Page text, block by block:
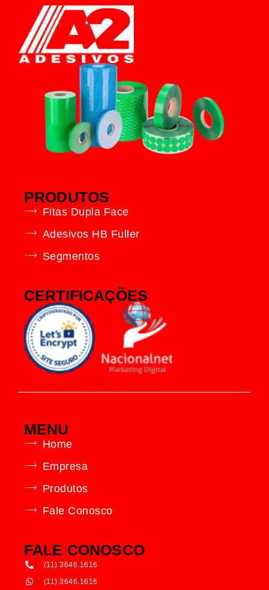
PRODUTOS
Fitas Dupla Face
Adesivos HB Fuller
Segmentos
CERTIFICAÇÕES
MENU
Home
Empresa
Produtos
Fale Conosco
FALE CONOSCO
(11) 3646.1616
(11) 3646.1616